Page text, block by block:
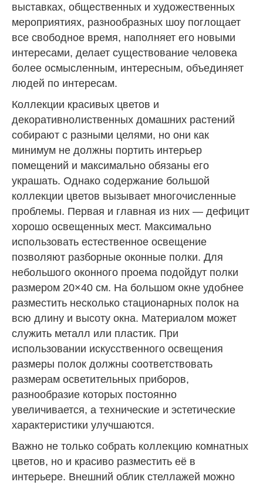
выставках, общественных и художественных
мероприятиях, разнообразных шоу поглощает
все свободное время, наполняет его новыми
интересами, делает существование человека
более осмысленным, интересным, объединяет
людей по интересам.
Коллекции красивых цветов и
декоративнолиственных домашних растений
собирают с разными целями, но они как
минимум не должны портить интерьер
помещений и максимально обязаны его
украшать. Однако содержание большой
коллекции цветов вызывает многочисленные
проблемы. Первая и главная из них — дефицит
хорошо освещенных мест. Максимально
использовать естественное освещение
позволяют разборные оконные полки. Для
небольшого оконного проема подойдут полки
размером 20×40 см. На большом окне удобнее
разместить несколько стационарных полок на
всю длину и высоту окна. Материалом может
служить металл или пластик. При
использовании искусственного освещения
размеры полок должны соответствовать
размерам осветительных приборов,
разнообразие которых постоянно
увеличивается, а технические и эстетические
характеристики улучшаются.
Важно не только собрать коллекцию комнатных
цветов, но и красиво разместить её в
интерьере. Внешний облик стеллажей можно